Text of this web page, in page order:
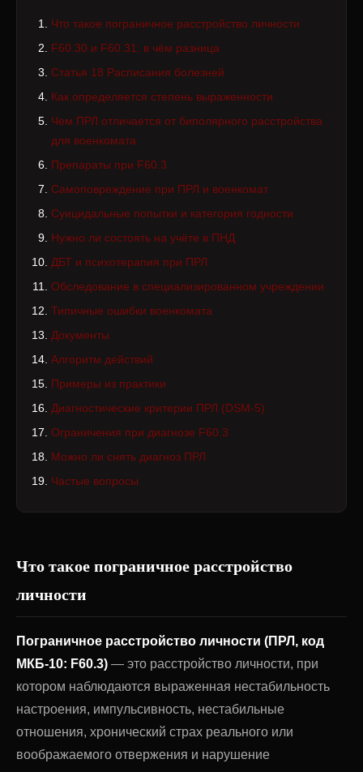
Что такое пограничное расстройство личности
F60.30 и F60.31: в чём разница
Статья 18 Расписания болезней
Как определяется степень выраженности
Чем ПРЛ отличается от биполярного расстройства
для военкомата
Препараты при F60.3
Самоповреждение при ПРЛ и военкомат
Суицидальные попытки и категория годности
Нужно ли состоять на учёте в ПНД
ДБТ и психотерапия при ПРЛ
Обследование в специализированном учреждении
Типичные ошибки военкомата
Документы
Алгоритм действий
Примеры из практики
Диагностические критерии ПРЛ (DSM-5)
Ограничения при диагнозе F60.3
Можно ли снять диагноз ПРЛ
Частые вопросы
Что такое пограничное расстройство
личности
Пограничное расстройство личности (ПРЛ, код
МКБ-10: F60.3) — это расстройство личности, при
котором наблюдаются выраженная нестабильность
настроения, импульсивность, нестабильные
отношения, хронический страх реального или
воображаемого отвержения и нарушение